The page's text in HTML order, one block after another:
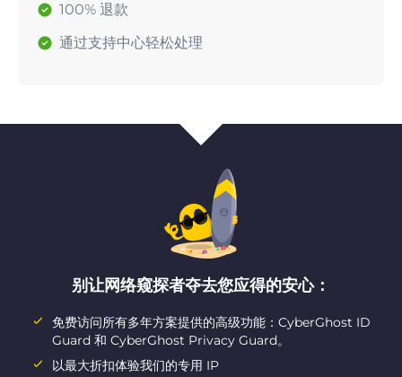
100% 退款
通过支持中心轻松处理
别让网络窥探者夺去您应得的安心：
免费访问所有多年方案提供的高级功能：CyberGhost ID
Guard 和 CyberGhost Privacy Guard。
以最大折扣体验我们的专用 IP